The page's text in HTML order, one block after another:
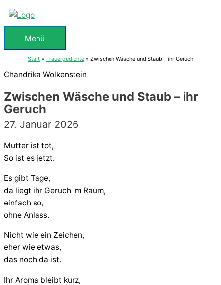
Zum
Inhalt
springenMenü
Menü
Start Trauergedichte Zwischen Wäsche und Staub – ihr Geruch
Chandrika Wolkenstein
Zwischen Wäsche und Staub – ihr
Geruch
27. Januar 2026
Mutter ist tot,
So ist es jetzt.
Es gibt Tage,
da liegt ihr Geruch im Raum,
einfach so,
ohne Anlass.
Nicht wie ein Zeichen,
eher wie etwas,
das noch da ist.
Ihr Aroma bleibt kurz,